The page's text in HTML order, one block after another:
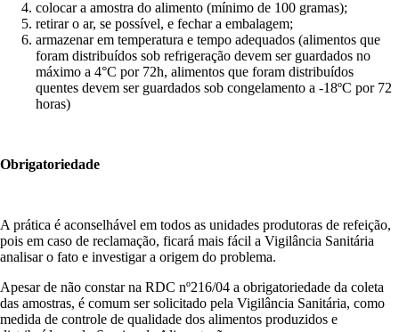
colocar a amostra do alimento (mínimo de 100 gramas);
retirar o ar, se possível, e fechar a embalagem;
armazenar em temperatura e tempo adequados (alimentos que
foram distribuídos sob refrigeração devem ser guardados no
máximo a 4°C por 72h, alimentos que foram distribuídos
quentes devem ser guardados sob congelamento a -18ºC por 72
horas)
Obrigatoriedade
A prática é aconselhável em todos as unidades produtoras de refeição,
pois em caso de reclamação, ficará mais fácil a Vigilância Sanitária
analisar o fato e investigar a origem do problema.
Apesar de não constar na RDC nº216/04 a obrigatoriedade da coleta
das amostras, é comum ser solicitado pela Vigilância Sanitária, como
medida de controle de qualidade dos alimentos produzidos e